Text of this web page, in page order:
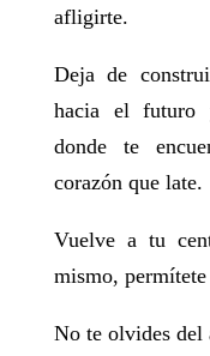
afligirte.
Deja de
hacia el futuro
donde te
corazón que late.
Vuelve a tu
mismo,
No te olvides del